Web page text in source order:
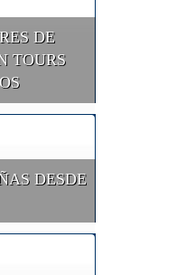
DE
TOURS
DESDE